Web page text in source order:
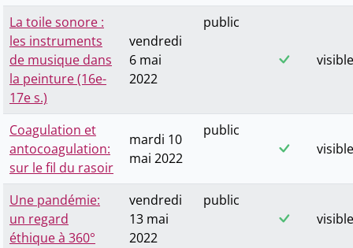
La toile sonore :
les instruments
de musique dans
la peinture (16e-
17e s.)
vendredi
6 mai
2022
public
visible
Coagulation et
antocoagulation:
sur le fil du rasoir
mardi 10
mai 2022
public
visible
Une pandémie:
un regard
éthique à 360°
vendredi
13 mai
2022
public
visible